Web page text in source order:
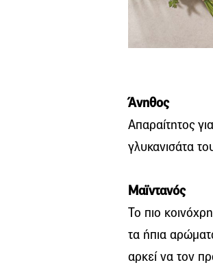
Άνηθος
Απαραίτητος
γλυκανισάτα
Μαϊντανός
Το πιο
τα ήπια
αρκεί να τον